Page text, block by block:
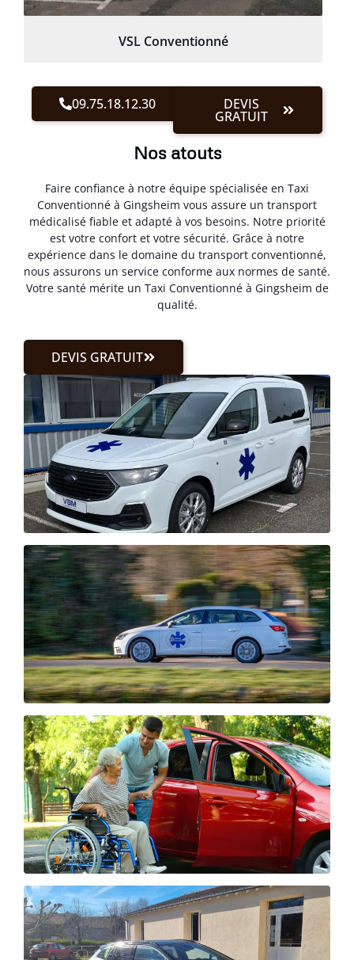
VSL Conventionné
09.75.18.12.30 DEVIS
GRATUIT
Nos atouts
Faire confiance à notre équipe spécialisée en Taxi
Conventionné à Gingsheim vous assure un transport
médicalisé fiable et adapté à vos besoins. Notre priorité
est votre confort et votre sécurité. Grâce à notre
expérience dans le domaine du transport conventionné,
nous assurons un service conforme aux normes de santé.
Votre santé mérite un Taxi Conventionné à Gingsheim de
qualité.
DEVIS GRATUIT